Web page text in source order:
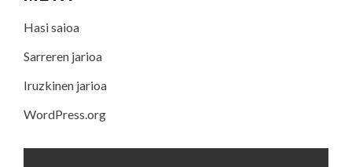
Hasi saioa
Sarreren jarioa
Iruzkinen jarioa
WordPress.org